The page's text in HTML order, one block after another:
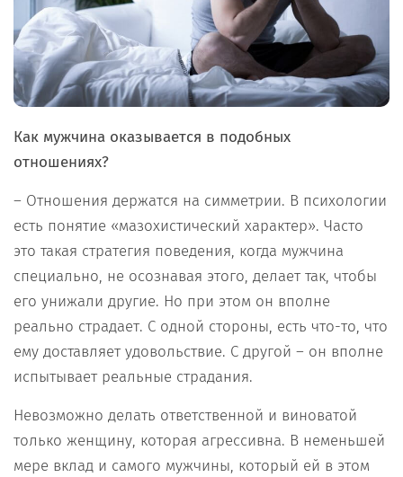
Как мужчина оказывается в подобных
отношениях?
– Отношения держатся на симметрии. В психологии
есть понятие «мазохистический характер». Часто
это такая стратегия поведения, когда мужчина
специально, не осознавая этого, делает так, чтобы
его унижали другие. Но при этом он вполне
реально страдает. С одной стороны, есть что-то, что
ему доставляет удовольствие. С другой – он вполне
испытывает реальные страдания.
Невозможно делать ответственной и виноватой
только женщину, которая агрессивна. В неменьшей
мере вклад и самого мужчины, который ей в этом